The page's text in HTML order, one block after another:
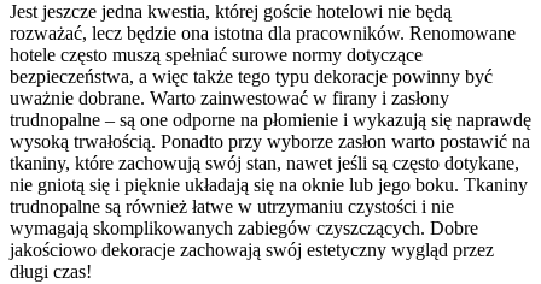
Jest jeszcze jedna kwestia, której goście hotelowi nie będą
rozważać, lecz będzie ona istotna dla pracowników. Renomowane
hotele często muszą spełniać surowe normy dotyczące
bezpieczeństwa, a więc także tego typu dekoracje powinny być
uważnie dobrane. Warto zainwestować w firany i zasłony
trudnopalne – są one odporne na płomienie i wykazują się naprawdę
wysoką trwałością. Ponadto przy wyborze zasłon warto postawić na
tkaniny, które zachowują swój stan, nawet jeśli są często dotykane,
nie gniotą się i pięknie układają się na oknie lub jego boku. Tkaniny
trudnopalne są również łatwe w utrzymaniu czystości i nie
wymagają skomplikowanych zabiegów czyszczących. Dobre
jakościowo dekoracje zachowają swój estetyczny wygląd przez
długi czas!